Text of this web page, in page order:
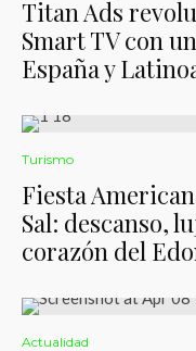
Titan Ads
Smart TV con
España y
Turismo
Fiesta
Sal: descanso,
corazón del
Actualidad